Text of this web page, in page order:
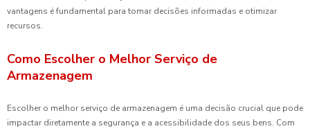
vantagens é fundamental para tomar decisões informadas e otimizar
recursos.
Como Escolher o Melhor Serviço de
Armazenagem
Escolher o melhor serviço de armazenagem é uma decisão crucial que pode
impactar diretamente a segurança e a acessibilidade dos seus bens. Com